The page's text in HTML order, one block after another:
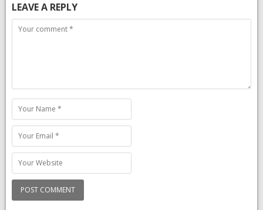
LEAVE A REPLY
Comment
Name
Email
Website